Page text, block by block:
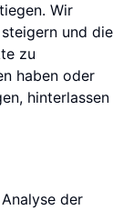
Wir
und die
zu
haben oder
hinterlassen